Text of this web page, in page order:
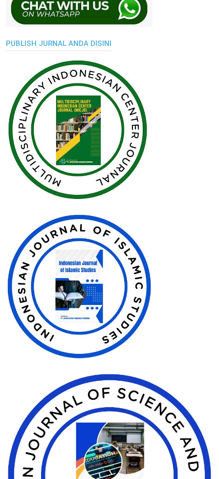
PUBLISH JURNAL ANDA DISINI